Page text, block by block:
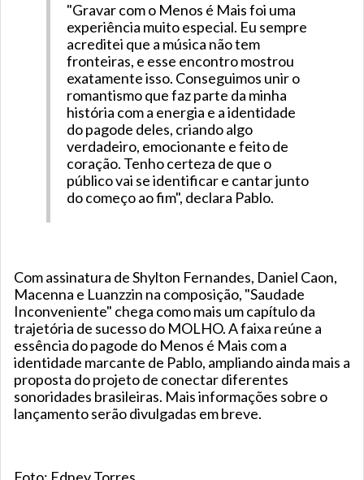
"Gravar com o Menos é Mais foi uma
experiência muito especial. Eu sempre
acreditei que a música não tem
fronteiras, e esse encontro mostrou
exatamente isso. Conseguimos unir o
romantismo que faz parte da minha
história com a energia e a identidade
do pagode deles, criando algo
verdadeiro, emocionante e feito de
coração. Tenho certeza de que o
público vai se identificar e cantar junto
do começo ao fim", declara Pablo.
Com assinatura de Shylton Fernandes, Daniel Caon,
Macenna e Luanzzin na composição, "Saudade
Inconveniente" chega como mais um capítulo da
trajetória de sucesso do MOLHO. A faixa reúne a
essência do pagode do Menos é Mais com a
identidade marcante de Pablo, ampliando ainda mais a
proposta do projeto de conectar diferentes
sonoridades brasileiras. Mais informações sobre o
lançamento serão divulgadas em breve.